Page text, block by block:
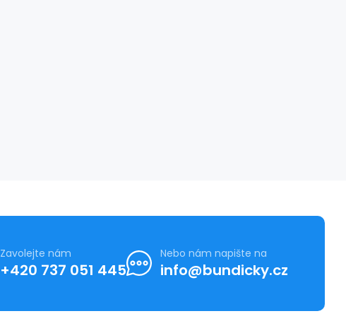
Zavolejte nám
+420 737 051 445
Nebo nám napište na
info@bundicky.cz